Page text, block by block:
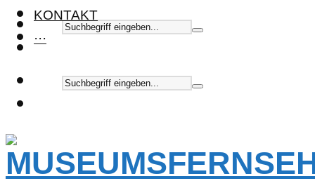
KONTAKT
···